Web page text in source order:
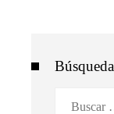
Búsqueda